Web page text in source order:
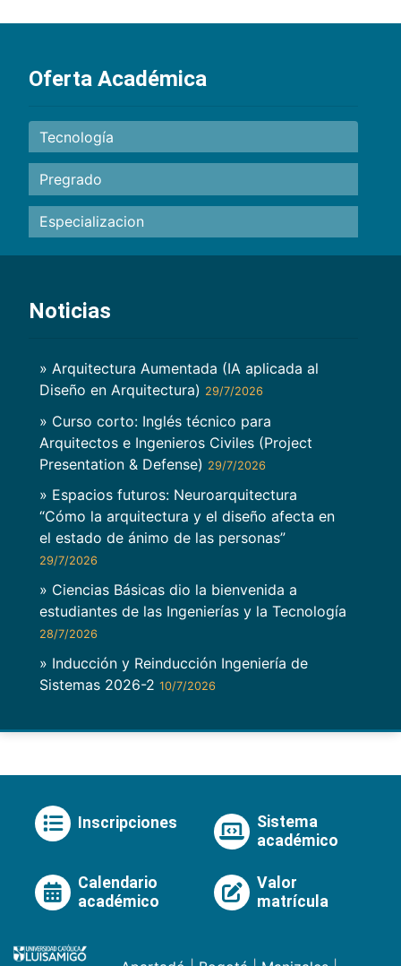
Oferta Académica
Tecnología
Pregrado
Especializacion
Noticias
» Arquitectura Aumentada (IA aplicada al
Diseño en Arquitectura) 29/7/2026
» Curso corto: Inglés técnico para
Arquitectos e Ingenieros Civiles (Project
Presentation & Defense) 29/7/2026
» Espacios futuros: Neuroarquitectura
“Cómo la arquitectura y el diseño afecta en
el estado de ánimo de las personas”
29/7/2026
» Ciencias Básicas dio la bienvenida a
estudiantes de las Ingenierías y la Tecnología
28/7/2026
» Inducción y Reinducción Ingeniería de
Sistemas 2026-2 10/7/2026
Inscripciones
Sistema
académico
Calendario
académico
Valor
matrícula